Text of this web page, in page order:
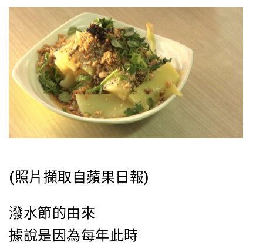
(照片擷取自蘋果日報)
潑水節的由來
據說是因為每年此時